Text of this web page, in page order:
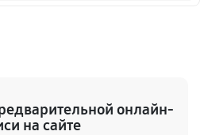
80 минут
онлайн-
на сайте